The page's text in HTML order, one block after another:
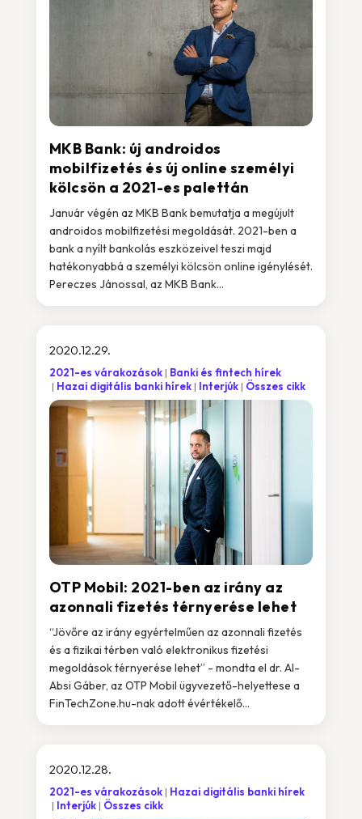
MKB Bank: új androidos
mobilfizetés és új online személyi
kölcsön a 2021-es palettán
Január végén az MKB Bank bemutatja a megújult
androidos mobilfizetési megoldását. 2021-ben a
bank a nyílt bankolás eszközeivel teszi majd
hatékonyabbá a személyi kölcsön online igénylését.
Pereczes Jánossal, az MKB Bank...
OTP Mobil: 2021-ben az irány az
azonnali fizetés térnyerése lehet
2020.12.29.
2021-es várakozások
Banki és fintech hírek
Hazai digitális banki hírek
Interjúk Összes cikk
“Jövőre az irány egyértelműen az azonnali fizetés
és a fizikai térben való elektronikus fizetési
megoldások térnyerése lehet” - mondta el dr. Al-
Absi Gáber, az OTP Mobil ügyvezető-helyettese a
FinTechZone.hu-nak adott évértékelő...
2020.12.28.
2021-es várakozások
Hazai digitális banki hírek
Interjúk
Összes cikk